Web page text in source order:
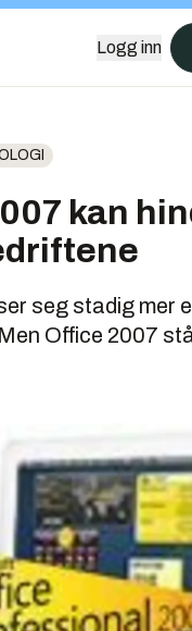
Logg inn
kan
seg stadig mer
Office 2007